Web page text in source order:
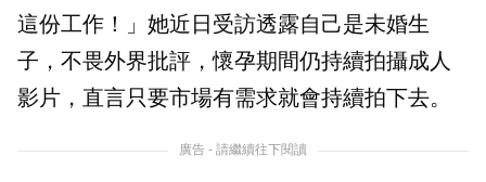
這份工作！」她近日受訪透露自己是未婚生
子，不畏外界批評，懷孕期間仍持續拍攝成人
影片，直言只要市場有需求就會持續拍下去。
廣告 - 請繼續往下閱讀